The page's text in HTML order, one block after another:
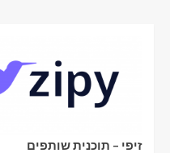
זיפי – תוכנית שותפים